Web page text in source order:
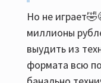
Но не
миллионы
выудить из
формата всю